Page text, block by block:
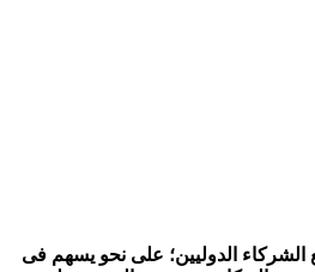
الشركاء الدوليين؛ على نحو يسهم فى